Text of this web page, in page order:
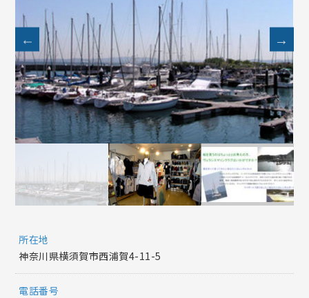
所在地
神奈川県横須賀市西浦賀4-11-5
電話番号